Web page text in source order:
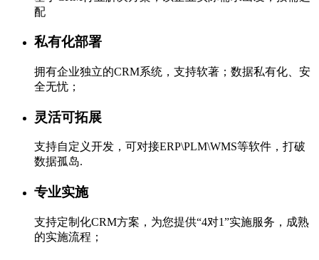
配
私有化部署
拥有企业独立的CRM系统，支持软著；数据私有化、安
全无忧；
灵活可拓展
支持自定义开发，可对接ERP\PLM\WMS等软件，打破
数据孤岛.
专业实施
支持定制化CRM方案，为您提供“4对1”实施服务，成熟
的实施流程；